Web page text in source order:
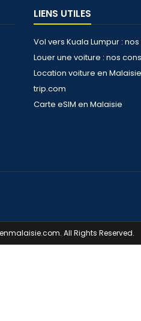
LIENS UTILES
Vol vers Kuala Lumpur :
Louer une voiture : nos
Location voiture en
trip.com
Carte eSIM en Malaisie
All Rights Reserved.